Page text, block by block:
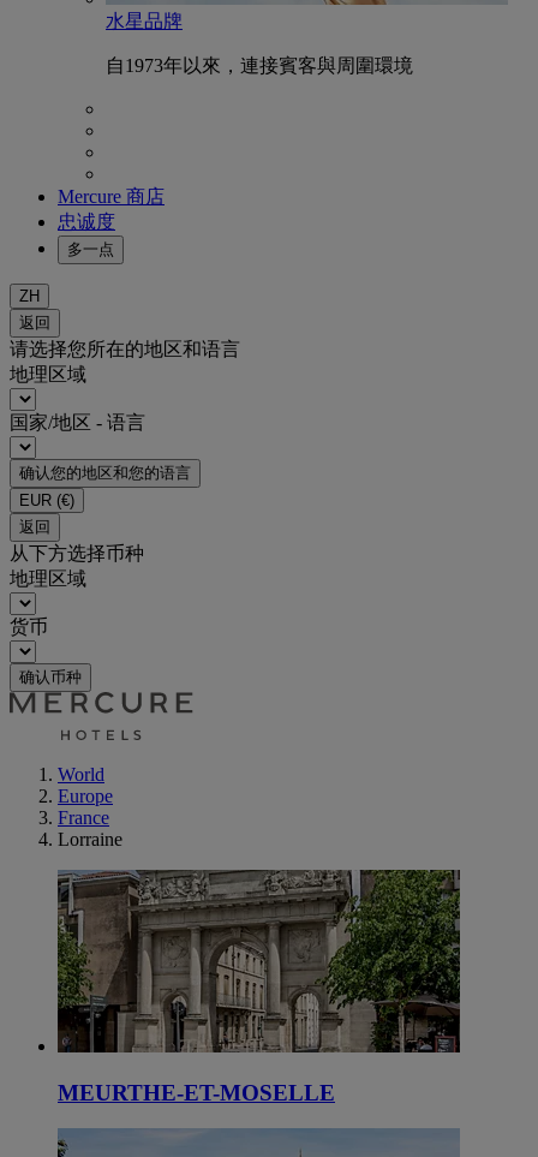
水星品牌
自1973年以來，連接賓客與周圍環境
Mercure 商店
忠诚度
多一点
ZH
返回
请选择您所在的地区和语言
地理区域
国家/地区 - 语言
确认您的地区和您的语言
EUR (€)
返回
从下方选择币种
地理区域
货币
确认币种
World
Europe
France
Lorraine
MEURTHE-ET-MOSELLE